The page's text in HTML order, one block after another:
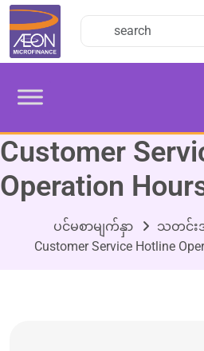
Customer
Operation
ပင်မစာမျက်နှာ
သတင်
Customer Service Hotline